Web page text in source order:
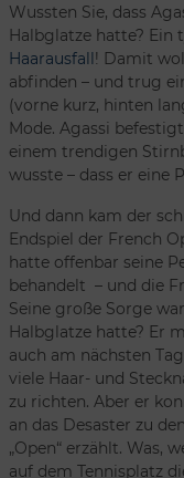
Wussten Sie, dass
Halbglatze hatte? Ein
Haarausfall! Damit
abfinden – und trug
(vorne kurz, hinten
Mode. Agassi
einem trendigen
wusste – dass er eine
Und dann kam der
Endspiel der French
hatte offenbar seine
behandelt – und die
Seine große Sorge
Halbglatze hatte? Er
auch am nächsten
viele Haar- und
zu richten. Aber er
an das Desaster zu
„Open“ erzählt. Was,
auf dem Tennisplatz